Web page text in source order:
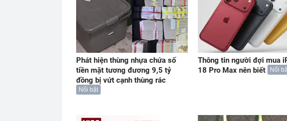
Phát hiện thùng nhựa chứa số
tiền mặt tương đương 9,5 tỷ
đồng bị vứt cạnh thùng rác
Nổi bật
Thông tin người đợi mua
18 Pro Max nên biết
Nổi